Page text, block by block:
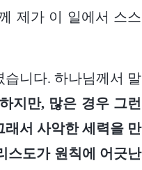
제가 이 일에서 스스
습니다. 하나님께서 말
지만, 많은 경우 그런
래서 사악한 세력을 만
스도가 원칙에 어긋난